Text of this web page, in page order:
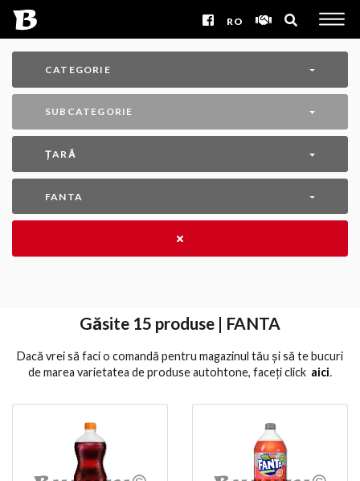
RO
CATEGORIE
SUBCATEGORIE
ȚARĂ
FANTA
Găsite 15 produse | FANTA
Dacă vrei să faci o comandă pentru magazinul tău și să te bucuri
de marea varietatea de produse autohtone, faceți click aici․